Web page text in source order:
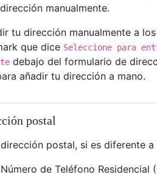
manualmente.
tu dirección manualmente a
que dice Seleccione para
debajo del formulario de
añadir tu dirección a mano.
postal
postal, si es diferente a
de Teléfono Residencial